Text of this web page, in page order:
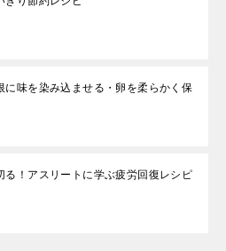
に味を染み込ませる・卵を柔らかく保
る！アスリートに学ぶ疲労回復レシピ